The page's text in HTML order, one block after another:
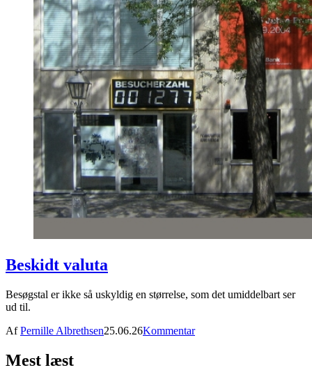
Beskidt valuta
Besøgstal er ikke så uskyldig en størrelse, som det umiddelbart ser
ud til.
AfPernille Albrethsen25.06.26Kommentar
Mest læst